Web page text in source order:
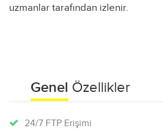
uzmanlar tarafından izlenir.
Genel Özellikler
24/7 FTP Erişimi